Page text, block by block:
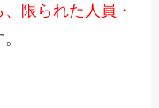
限られた人員・